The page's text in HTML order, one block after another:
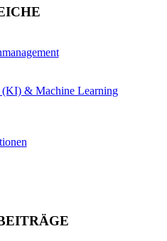
& Machine Learning